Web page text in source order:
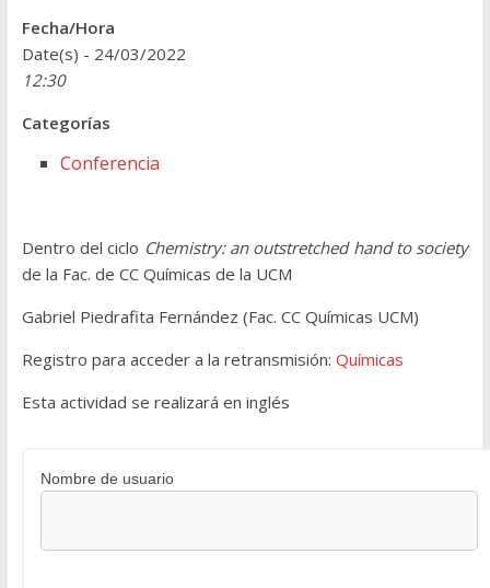
Fecha/Hora
Date(s) - 24/03/2022
12:30
Categorías
Conferencia
Dentro del ciclo Chemistry: an outstretched hand to society
de la Fac. de CC Químicas de la UCM
Gabriel Piedrafita Fernández (Fac. CC Químicas UCM)
Registro para acceder a la retransmisión: Químicas
Esta actividad se realizará en inglés
Nombre de usuario